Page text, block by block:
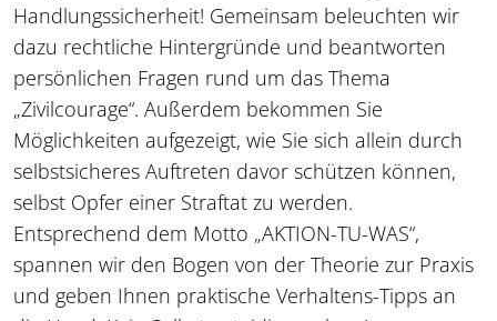
Handlungssicherheit! Gemeinsam beleuchten wir
dazu rechtliche Hintergründe und beantworten
persönlichen Fragen rund um das Thema
„Zivilcourage“. Außerdem bekommen Sie
Möglichkeiten aufgezeigt, wie Sie sich allein durch
selbstsicheres Auftreten davor schützen können,
selbst Opfer einer Straftat zu werden.
Entsprechend dem Motto „AKTION-TU-WAS“,
spannen wir den Bogen von der Theorie zur Praxis
und geben Ihnen praktische Verhaltens-Tipps an